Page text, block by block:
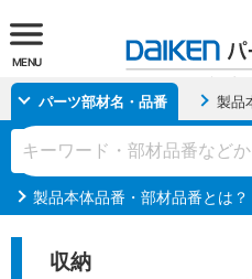
MENU
パーツ部材名・品番 製品
製品本体品番・部材品番とは？
収納